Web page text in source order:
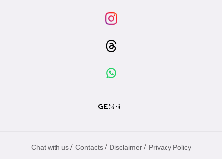
Chat with us / Contacts / Disclaimer / Privacy Policy